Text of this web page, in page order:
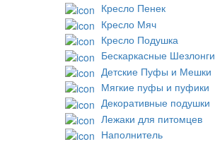
Кресло Пенек
Кресло Мяч
Кресло Подушка
Бескаркасные Шезлонги
Детские Пуфы и Мешки
Мягкие пуфы и пуфики
Декоративные подушки
Лежаки для питомцев
Наполнитель